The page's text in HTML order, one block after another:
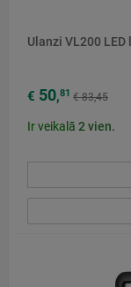
Ulanzi VL200 LED
€ 50,81 € 83,45
Ir veikalā 2vien.